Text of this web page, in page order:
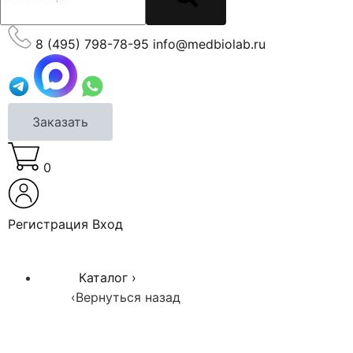
8 (495) 798-78-95 info@medbiolab.ru
Заказать
0
Регистрация Вход
Каталог ›
‹Вернуться назад